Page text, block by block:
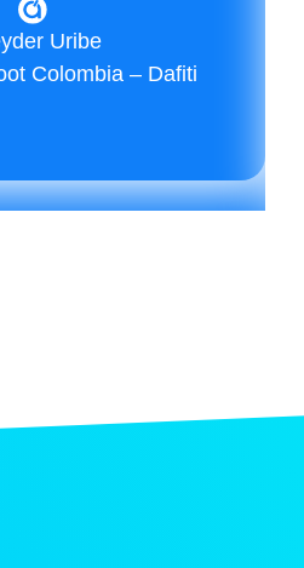
Uribe
Colombia – Dafiti